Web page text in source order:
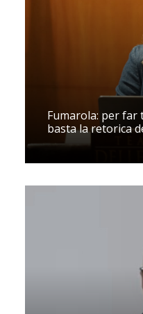
Fumarola: per
basta la retorica